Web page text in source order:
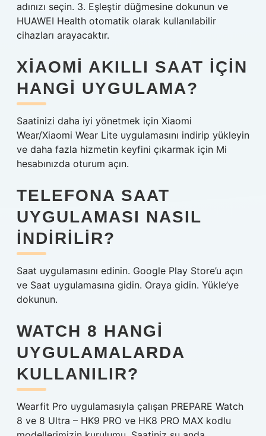
adınızı seçin. 3. Eşleştir düğmesine dokunun ve
HUAWEI Health otomatik olarak kullanılabilir
cihazları arayacaktır.
XIAOMI AKILLI SAAT IÇIN
HANGI UYGULAMA?
Saatinizi daha iyi yönetmek için Xiaomi
Wear/Xiaomi Wear Lite uygulamasını indirip yükleyin
ve daha fazla hizmetin keyfini çıkarmak için Mi
hesabınızda oturum açın.
TELEFONA SAAT
UYGULAMASI NASIL
İNDIRILIR?
Saat uygulamasını edinin. Google Play Store’u açın
ve Saat uygulamasına gidin. Oraya gidin. Yükle’ye
dokunun.
WATCH 8 HANGI
UYGULAMALARDA
KULLANILIR?
Wearfit Pro uygulamasıyla çalışan PREPARE Watch
8 ve 8 Ultra – HK9 PRO ve HK8 PRO MAX kodlu